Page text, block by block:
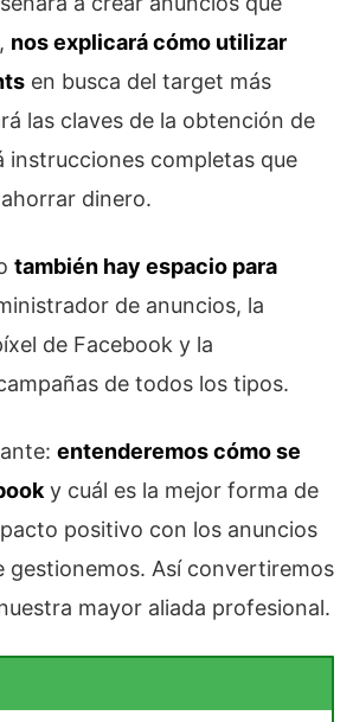
nos explicará cómo utilizar
en busca del target más
las claves de la obtención de
instrucciones completas que
dinero.
también hay espacio para
de anuncios, la
de Facebook y la
de todos los tipos.
entenderemos cómo se
y cuál es la mejor forma de
positivo con los anuncios
gestionemos. Así convertiremos
mayor aliada profesional.